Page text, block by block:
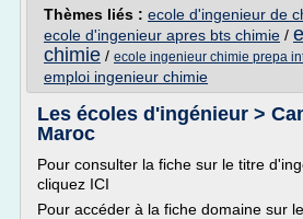
Thèmes liés : ecole d'ingenieur de
ecole d'ingenieur apres bts chimie /
chimie / ecole ingenieur chimie prepa
emploi ingenieur chimie
Les écoles d'ingénieur >
Maroc
Pour consulter la fiche sur le titre
cliquez ICI
Pour accéder à la fiche domaine sur